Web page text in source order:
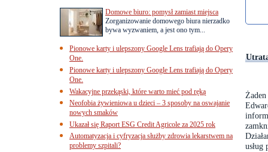
usług
Domowe biuro: pomysł zamiast miejsca
Zorganizowanie domowego biura nierzadko
bywa wyzwaniem, a jest ono tym...
Pionowe karty i ulepszony Google Lens trafiają do Opery
One.
Pionowe karty i ulepszony Google Lens trafiają do Opery
One.
Wakacyjne przekąski, które warto mieć pod ręką
Neofobia żywieniowa u dzieci – 3 sposoby na oswajanie
nowych smaków
Ukazał się Raport ESG Credit Agricole za 2025 rok
Automatyzacja i cyfryzacja służby zdrowia lekarstwem na
problemy szpitali?